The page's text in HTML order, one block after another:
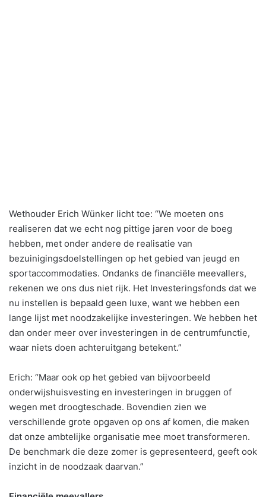
Wethouder Erich Wünker licht toe: “We moeten ons
realiseren dat we echt nog pittige jaren voor de boeg
hebben, met onder andere de realisatie van
bezuinigingsdoelstellingen op het gebied van jeugd en
sportaccommodaties. Ondanks de financiële meevallers,
rekenen we ons dus niet rijk. Het Investeringsfonds dat we
nu instellen is bepaald geen luxe, want we hebben een
lange lijst met noodzakelijke investeringen. We hebben het
dan onder meer over investeringen in de centrumfunctie,
waar niets doen achteruitgang betekent.”
Erich: “Maar ook op het gebied van bijvoorbeeld
onderwijshuisvesting en investeringen in bruggen of
wegen met droogteschade. Bovendien zien we
verschillende grote opgaven op ons af komen, die maken
dat onze ambtelijke organisatie mee moet transformeren.
De benchmark die deze zomer is gepresenteerd, geeft ook
inzicht in de noodzaak daarvan.”